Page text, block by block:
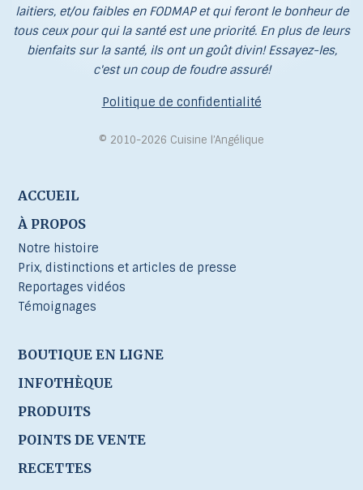
laitiers, et/ou faibles en FODMAP et qui feront le bonheur de
tous ceux pour qui la santé est une priorité. En plus de leurs
bienfaits sur la santé, ils ont un goût divin! Essayez-les,
c'est un coup de foudre assuré!
Politique de confidentialité
© 2010-2026 Cuisine l’Angélique
ACCUEIL
À PROPOS
Notre histoire
Prix, distinctions et articles de presse
Reportages vidéos
Témoignages
BOUTIQUE EN LIGNE
INFOTHÈQUE
PRODUITS
POINTS DE VENTE
RECETTES